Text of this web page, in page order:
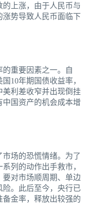
上涨，由于人民币与
势导致人民币面临下
重要因素之一。自
10年期国债收益率，
美利差收窄并出现倒挂
国资产的机会成本增
场的恐慌情绪。为了
列的动作出手救市，
对市场顺周期、单边
。此后至今，央行已
金率，释放出较强的